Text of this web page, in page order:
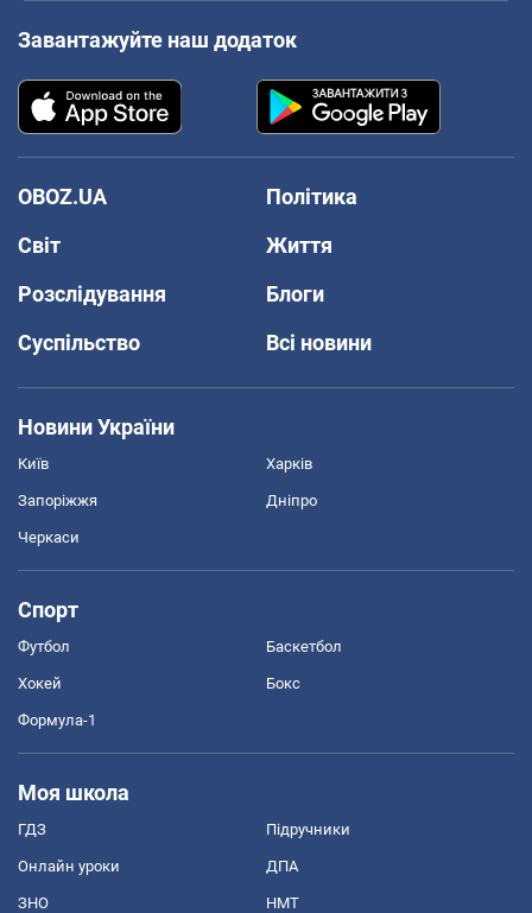
Завантажуйте наш додаток
OBOZ.UA
Політика
Світ
Життя
Розслідування
Блоги
Суспільство
Всі новини
Новини України
Київ Харків
Запоріжжя Дніпро
Черкаси
Спорт
Футбол Баскетбол
Хокей Бокс
Формула-1
Моя школа
ГДЗ Підручники
Онлайн уроки ДПА
ЗНО НМТ